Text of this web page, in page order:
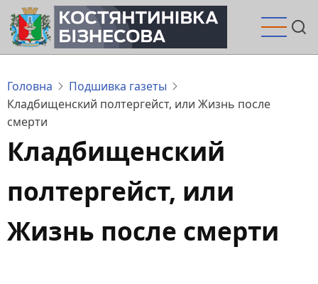
Перейти
до
основного
Головна
Подшивка газеты
Кладбищенский полтергейст, или Жизнь после
смерти
Кладбищенский
полтергейст, или
Жизнь после смерти